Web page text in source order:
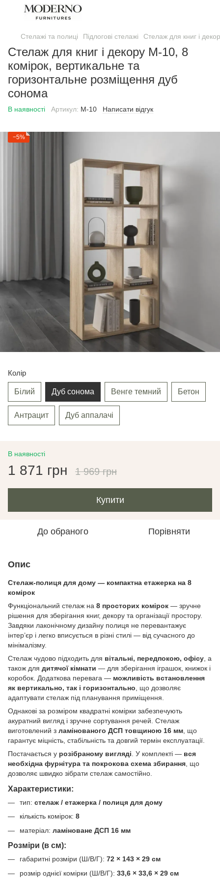
Стелажі та полиці Підлогові стелажі Стелаж для книг і
Стелаж для книг і декору M-10, 8
комірок, вертикальне та
горизонтальне розміщення дуб
сонома
В наявності Артикул: М-10 Написати відгук
−5%
Колір
Білий Дуб сонома Венге темний Бетон
Антрацит Дуб аппалачі
В наявності
1 871 грн 1 969 грн
Купити
До обраного Порівняти
Опис
Стелаж-полиця для дому — компактна етажерка на 8
комірок
Функціональний стелаж на 8 просторих комірок — зручне
рішення для зберігання книг, декору та організації простору.
Завдяки лаконічному дизайну полиця не перевантажує
інтер’єр і легко вписується в різні стилі — від сучасного до
мінімалізму.
Стелаж чудово підходить для вітальні, передпокою, офісу , а
також для дитячої кімнати — для зберігання іграшок, книжок і
коробок. Додаткова перевага — можливість встановлення
як вертикально, так і горизонтально , що дозволяє
адаптувати стелаж під планування приміщення.
Однакові за розміром квадратні комірки забезпечують
акуратний вигляд і зручне сортування речей. Стелаж
виготовлений з ламінованого ДСП товщиною 16 мм , що
гарантує міцність, стабільність та довгий термін експлуатації.
Постачається у розібраному вигляді . У комплекті — вся
необхідна фурнітура та покрокова схема збирання , що
дозволяє швидко зібрати стелаж самостійно.
Характеристики:
тип: стелаж / етажерка / полиця для дому
кількість комірок: 8
матеріал: ламіноване ДСП 16 мм
Розміри (в см):
габаритні розміри (Ш/В/Г): 72 × 143 × 29 см
розмір однієї комірки (Ш/В/Г): 33,6 × 33,6 × 29 см